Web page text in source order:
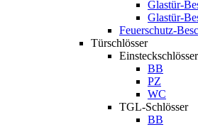
Glastür-
Glastür-
Feuerschutz-
Türschlösser
Einsteckschlösser
BB
PZ
WC
TGL-Schlösser
BB